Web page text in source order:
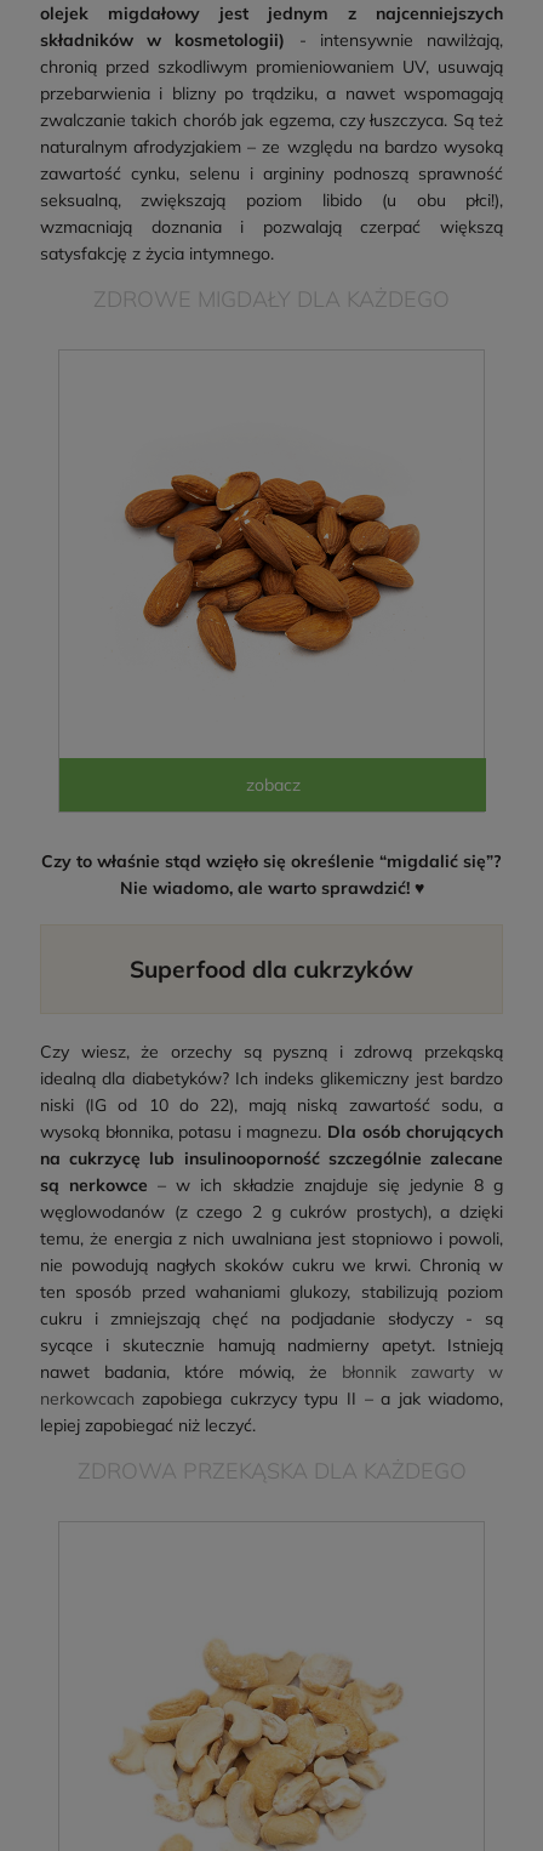
olejek migdałowy jest jednym z najcenniejszych
składników w kosmetologii) - intensywnie nawilżają,
chronią przed szkodliwym promieniowaniem UV, usuwają
przebarwienia i blizny po trądziku, a nawet wspomagają
zwalczanie takich chorób jak egzema, czy łuszczyca. Są też
naturalnym afrodyzjakiem – ze względu na bardzo wysoką
zawartość cynku, selenu i argininy podnoszą sprawność
seksualną, zwiększają poziom libido (u obu płci!),
wzmacniają doznania i pozwalają czerpać większą
satysfakcję z życia intymnego.
ZDROWE MIGDAŁY DLA KAŻDEGO
Czy to właśnie stąd wzięło się określenie “migdalić się”?
Nie wiadomo, ale warto sprawdzić! ♥
Superfood dla cukrzyków
Czy wiesz, że orzechy są pyszną i zdrową przekąską
idealną dla diabetyków? Ich indeks glikemiczny jest bardzo
niski (IG od 10 do 22), mają niską zawartość sodu, a
wysoką błonnika, potasu i magnezu. Dla osób chorujących
na cukrzycę lub insulinooporność szczególnie zalecane
są nerkowce – w ich składzie znajduje się jedynie 8 g
węglowodanów (z czego 2 g cukrów prostych), a dzięki
temu, że energia z nich uwalniana jest stopniowo i powoli,
nie powodują nagłych skoków cukru we krwi. Chronią w
ten sposób przed wahaniami glukozy, stabilizują poziom
cukru i zmniejszają chęć na podjadanie słodyczy - są
sycące i skutecznie hamują nadmierny apetyt. Istnieją
nawet badania, które mówią, że błonnik zawarty w
nerkowcach zapobiega cukrzycy typu II – a jak wiadomo,
lepiej zapobiegać niż leczyć.
ZDROWA PRZEKĄSKA DLA KAŻDEGO